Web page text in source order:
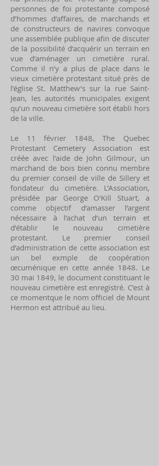
personnes de foi protestante composé
d’hommes d’affaires, de marchands et
de constructeurs de navires convoque
une assemblée publique afin de discuter
de la possibilité d’acquérir un terrain en
vue d’aménager un cimetière rural.
Comme il n’y a plus de place dans le
vieux cimetière protestant situé près de
l’église St. Matthew’s sur la rue Saint-
Jean, les autorités municipales exigent
qu’un nouveau cimetière soit établi hors
de la ville.
Le 11 février 1848, The Quebec
Protestant Cemetery Association est
créée avec l’aide de John Gilmour, un
marchand de bois bien connu membre
du premier conseil de ville de Sillery et
fondateur du cimetière. L’Association,
présidée par George O’Kill Stuart, a
comme objectif d’amasser l’argent
nécessaire à l’achat d’un terrain et
d’établir le nouveau cimetière
protestant. Le premier conseil
d’administration de cette association est
un bel exmple de coopération
œcuménique en cette année 1848. Le
30 mai 1849, le document constituant le
nouveau cimetière est enregistré. C’est à
ce momentque le nom officiel de Mount
Hermon est attribué au lieu.